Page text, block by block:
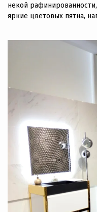
некой
яркие цветовых пятна,